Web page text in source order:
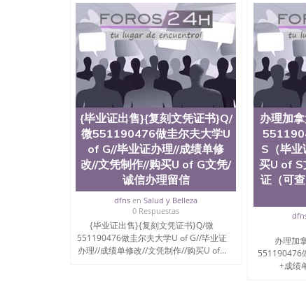
证QQ微信551190476办理国外毕业证价格QQ
要交定金吗QQ微信551190476办国外可查文
学士学位证书查询机构QQ微信551190476 国
551190476海外文凭认证办理QQ微信
西州立大学”）成立于1857年，简称SJSU，是
位于圣何塞市San Jose中心，占地154公顷。
高的就业率，全美名列前茅的毕业薪资，浓厚
志评选为全美50强公立综合性大学，每年有
所在世界上享有学术地位、声誉、实习机会和
代表。其计算机系与会计系更是在当今美国大
世界硅谷中心得到工作机会。许多硅谷公司
无论是加州大学系统(UC)，还是加州州立大学
位置。 圣何塞州立大学座落于硅谷(Silicon
有学生三万人，超过134种学士学科和65个硕
系如计算机科学，电子工程学，工商管理学
和研究所的商学课程也吸引了众多不同国家
理信息； 2、客户付定金下单； 3、公司确认
电子图确认好转成品部做成品； 6、成品做好
外DHL）。 三、真实网上可查的证明材料 1、
国人员证明（使馆认证），使馆网站真实存
用。 四、办理流程农业科学院、艺术与建筑
{毕业证出售}{复刻文凭证书}Q/
微551190476做圭尔夫大学U
of G//毕业证办理//成绩单修
改//文凭制作//购买U of G文凭/
诚信办理留信
dfns enSalud y Belleza
0 Respuestas
{毕业证出售}{复刻文凭证书}Q/微
551190476做圭尔夫大学U of G//毕业证
办理//成绩单修改//文凭制作//购买U of...
办理加
S（毕
买U of S
证（可
办理加
551190476
+成绩